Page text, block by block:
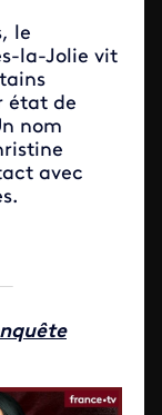
le
la-Jolie vit
état de
nom
avec